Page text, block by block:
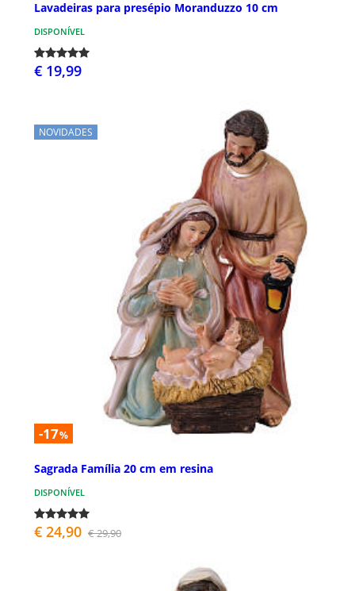
Lavadeiras para presépio Moranduzzo 10 cm
DISPONÍVEL
€ 19,99
NOVIDADES
-17%
Sagrada Família 20 cm em resina
DISPONÍVEL
€ 24,90 € 29,90